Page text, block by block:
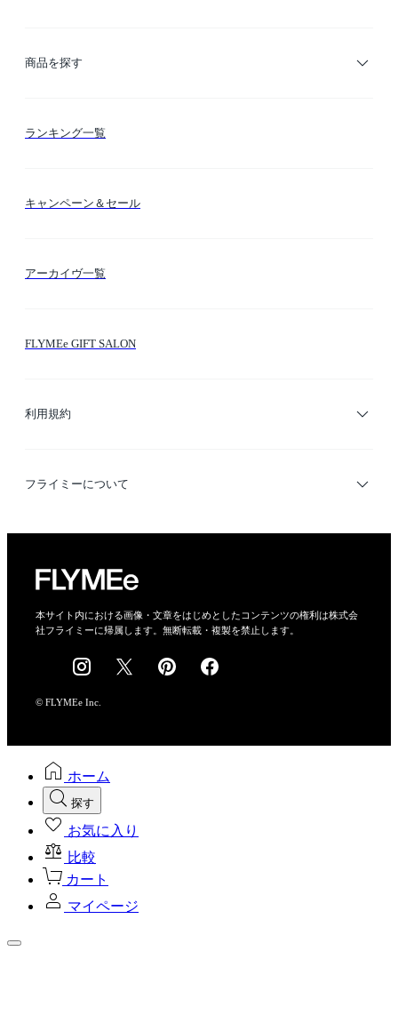
ご利用ガイド
商品を探す
カテゴリー検索
ランキング一覧
キャンペーン＆セール
アーカイヴ一覧
FLYMEe GIFT SALON
利用規約
利用規約
フライミーについて
会社概要
採用情報
本サイト内における画像・文章をはじめとしたコンテンツの権利は株式会
社フライミーに帰属します。無断転載・複製を禁止します。
© FLYMEe Inc.
ホーム
探す
お気に入り
比較
カート
マイページ